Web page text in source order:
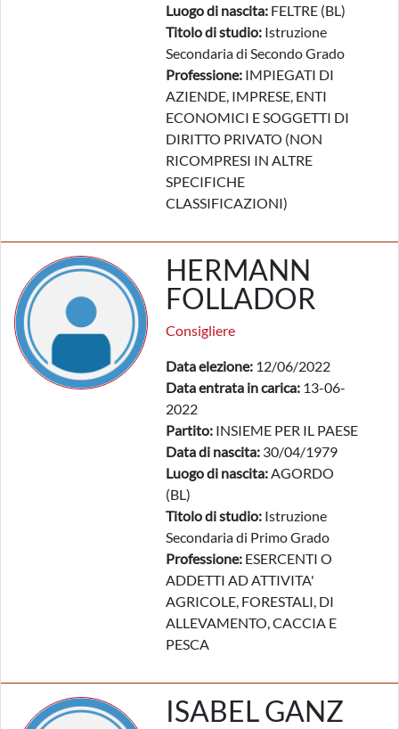
Luogo di nascita: FELTRE (BL)
Titolo di studio: Istruzione
Secondaria di Secondo Grado
Professione: IMPIEGATI DI
AZIENDE, IMPRESE, ENTI
ECONOMICI E SOGGETTI DI
DIRITTO PRIVATO (NON
RICOMPRESI IN ALTRE
SPECIFICHE
CLASSIFICAZIONI)
HERMANN
FOLLADOR
Consigliere
Data elezione: 12/06/2022
Data entrata in carica: 13-06-
2022
Partito: INSIEME PER IL PAESE
Data di nascita: 30/04/1979
Luogo di nascita:AGORDO
(BL)
Titolo di studio: Istruzione
Secondaria di Primo Grado
Professione: ESERCENTI O
ADDETTI AD ATTIVITA'
AGRICOLE, FORESTALI, DI
ALLEVAMENTO, CACCIA E
PESCA
ISABEL GANZ